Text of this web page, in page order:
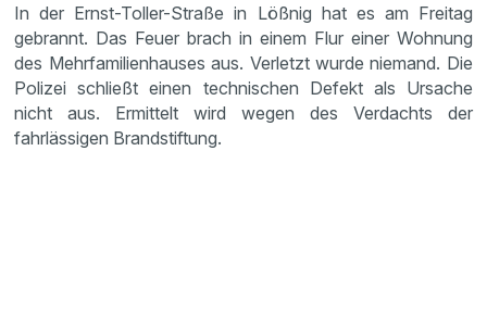
In der Ernst-Toller-Straße in Lößnig hat es am Freitag
gebrannt. Das Feuer brach in einem Flur einer Wohnung
des Mehrfamilienhauses aus. Verletzt wurde niemand. Die
Polizei schließt einen technischen Defekt als Ursache
nicht aus. Ermittelt wird wegen des Verdachts der
fahrlässigen Brandstiftung.